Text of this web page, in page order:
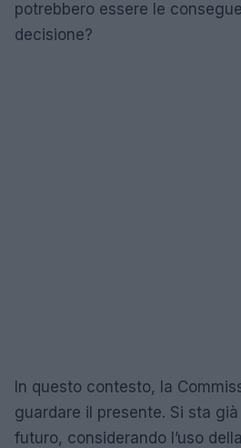
potrebbero essere le
decisione?
In questo contesto, la
guardare il presente. Si sta
futuro, considerando l’uso